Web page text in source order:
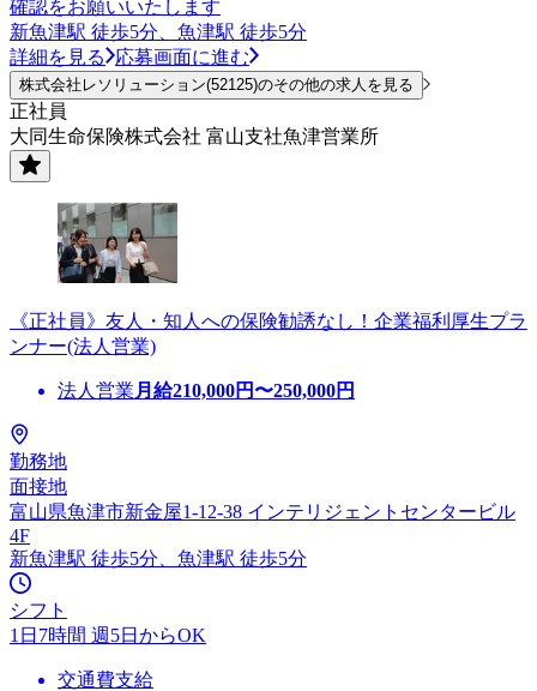
確認をお願いいたします
新魚津駅 徒歩5分、魚津駅 徒歩5分
詳細を見る
応募画面に進む
株式会社レソリューション(52125)のその他の求人を見る
正社員
大同生命保険株式会社 富山支社魚津営業所
《正社員》友人・知人への保険勧誘なし！企業福利厚生プラ
ンナー(法人営業)
法人営業 月給210,000円〜250,000円
勤務地
面接地
富山県魚津市新金屋1-12-38 インテリジェントセンタービル
4F
新魚津駅 徒歩5分、魚津駅 徒歩5分
シフト
1日7時間 週5日からOK
交通費支給